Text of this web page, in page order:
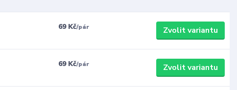
69 Kč/pár Zvolit variantu
69 Kč/pár Zvolit variantu